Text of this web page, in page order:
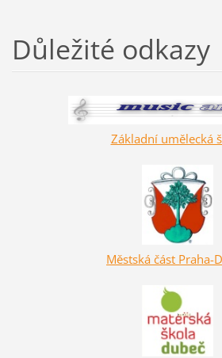
Důležité odkazy
Základní umělecká
Městská část Praha-